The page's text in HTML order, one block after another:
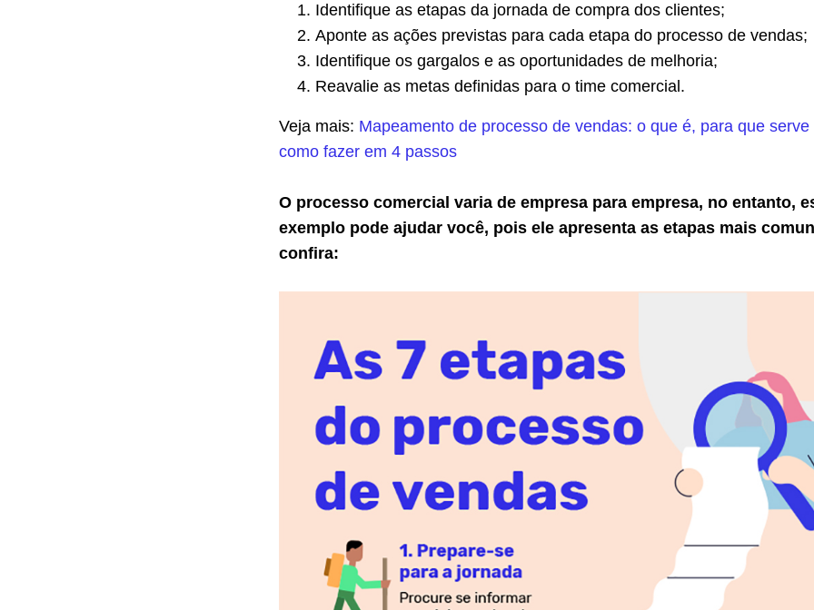
Identifique as etapas da jornada de compra dos clientes;
Aponte as ações previstas para cada etapa do processo de vendas;
Identifique os gargalos e as oportunidades de melhoria;
Reavalie as metas definidas para o time comercial.
Veja mais: Mapeamento de processo de vendas: o que é, para que serve
como fazer em 4 passos
O processo comercial varia de empresa para empresa, no entanto,
exemplo pode ajudar você, pois ele apresenta as etapas mais
confira: